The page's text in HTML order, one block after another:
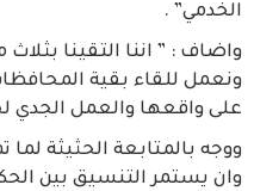
الخدمي” .
واضاف : ” اننا التقينا
ونعمل للقاء بقية
على واقعها والعمل الجدي
ووجه بالمتابعة الحثيثة
وان يستمر التنسيق بين